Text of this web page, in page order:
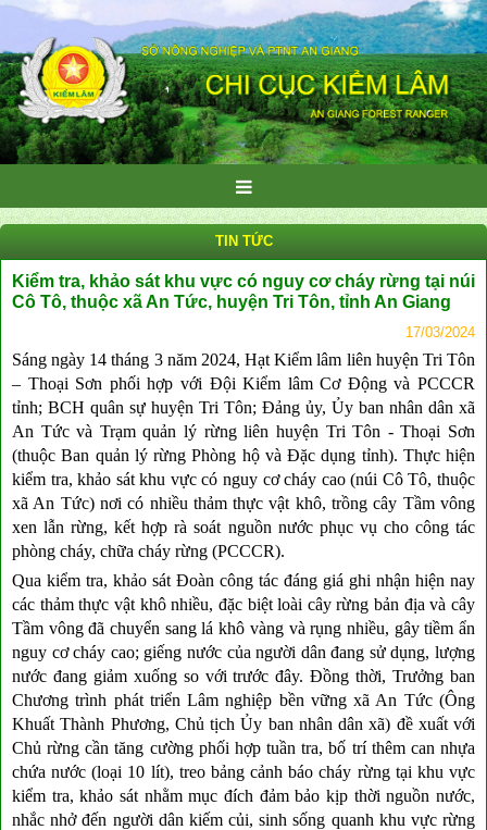
TIN TỨC
Kiểm tra, khảo sát khu vực có nguy cơ cháy rừng tại núi
Cô Tô, thuộc xã An Tức, huyện Tri Tôn, tỉnh An Giang
17/03/2024
Sáng ngày 14 tháng 3 năm 2024, Hạt Kiểm lâm liên huyện Tri Tôn
– Thoại Sơn phối hợp với Đội Kiểm lâm Cơ Động và PCCCR
tỉnh; BCH quân sự huyện Tri Tôn; Đảng ủy, Ủy ban nhân dân xã
An Tức và Trạm quản lý rừng liên huyện Tri Tôn - Thoại Sơn
(thuộc Ban quản lý rừng Phòng hộ và Đặc dụng tỉnh). Thực hiện
kiểm tra, khảo sát khu vực có nguy cơ cháy cao (núi Cô Tô, thuộc
xã An Tức) nơi có nhiều thảm thực vật khô, trồng cây Tầm vông
xen lẫn rừng, kết hợp rà soát nguồn nước phục vụ cho công tác
phòng cháy, chữa cháy rừng (PCCCR).
Qua kiểm tra, khảo sát Đoàn công tác đáng giá ghi nhận hiện nay
các thảm thực vật khô nhiều, đặc biệt loài cây rừng bản địa và cây
Tầm vông đã chuyển sang lá khô vàng và rụng nhiều, gây tiềm ẩn
nguy cơ cháy cao; giếng nước của người dân đang sử dụng, lượng
nước đang giảm xuống so với trước đây. Đồng thời, Trưởng ban
Chương trình phát triển Lâm nghiệp bền vững xã An Tức (Ông
Khuất Thành Phương, Chủ tịch Ủy ban nhân dân xã) đề xuất với
Chủ rừng cần tăng cường phối hợp tuần tra, bố trí thêm can nhựa
chứa nước (loại 10 lít), treo bảng cảnh báo cháy rừng tại khu vực
kiểm tra, khảo sát nhằm mục đích đảm bảo kịp thời nguồn nước,
nhắc nhở đến người dân kiếm củi, sinh sống quanh khu vực rừng